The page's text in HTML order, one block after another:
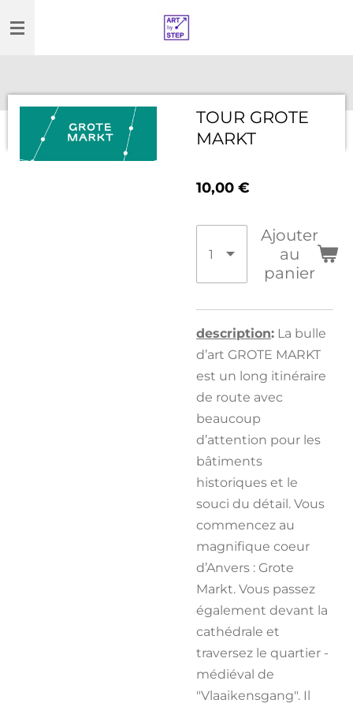
au
contenu
TOUR GROTE
MARKT
10,00 €
Ajouter
au
panier
description: La bulle
d’art GROTE MARKT
est un long itinéraire
de route avec
beaucoup
d’attention pour les
bâtiments
historiques et le
souci du détail. Vous
commencez au
magnifique coeur
d’Anvers : Grote
Markt. Vous passez
également devant la
cathédrale et
traversez le quartier ­
médiéval de
"Vlaaikensgang". Il